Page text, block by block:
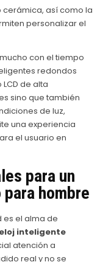
así como la
personalizar el
con el tiempo
redondos
de alta
sino que también
de luz,
una experiencia
el usuario en
para un
hombre
es el alma de
inteligente
atención a
real y no se